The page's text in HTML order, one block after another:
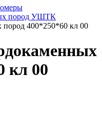
пород УШТК
пород 400*250*60 кл 00
кл 00